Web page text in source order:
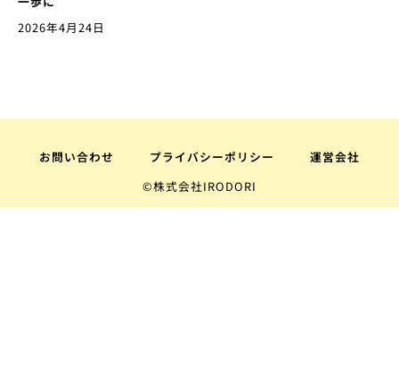
2026年4月24日
お問い合わせ プライバシーポリシー
運営会社
©株式会社IRODORI